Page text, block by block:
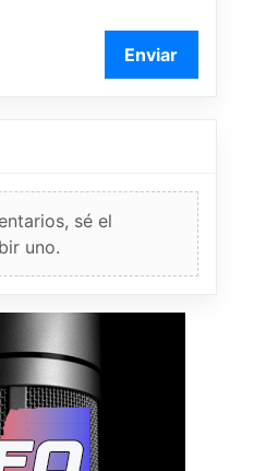
Enviar
sé el
uno.